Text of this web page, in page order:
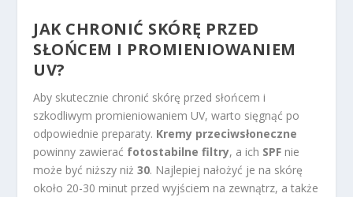
JAK CHRONIĆ SKÓRĘ PRZED
SŁOŃCEM I PROMIENIOWANIEM
UV?
Aby skutecznie chronić skórę przed słońcem i
szkodliwym promieniowaniem UV, warto sięgnąć po
odpowiednie preparaty. Kremy przeciwsłoneczne
powinny zawierać fotostabilne filtry, a ich SPF nie
może być niższy niż30. Najlepiej nałożyć je na skórę
około 20-30 minut przed wyjściem na zewnątrz, a także